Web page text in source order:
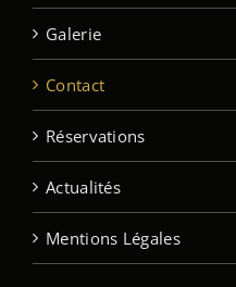
Galerie
Contact
Réservations
Actualités
Mentions Légales